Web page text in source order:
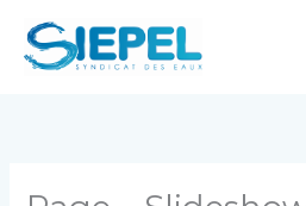
contenu